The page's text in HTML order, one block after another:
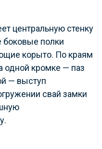
центральную стенку
боковые полки
корыто. По краям
одной кромке — паз
— выступ
свай замки